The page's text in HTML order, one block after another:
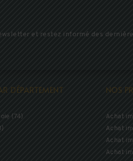
et restez informé des
DÉPARTEMENT
(74)
NOS
Achat
Achat
Achat
Achat